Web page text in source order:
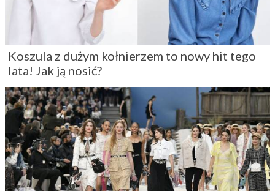
Koszula z dużym kołnierzem to nowy hit tego
lata! Jak ją nosić?